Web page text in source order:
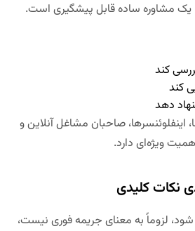
یک مشاوره ساده قابل پیشگیری است.
کند
کند
دهد
اینفلوئنسرها، صاحبان مشاغل آنلاین و
ویژه‌ای دارد.
نکات کلیدی
شود، لزوماً به معنای جریمه فوری نیست،